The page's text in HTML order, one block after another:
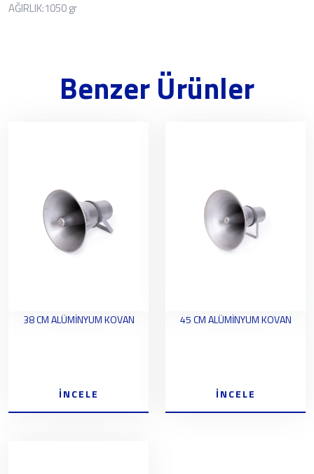
AĞIRLIK:1050 gr
Benzer Ürünler
38 CM ALÜMİNYUM KOVAN
İNCELE
45 CM ALÜMİNYUM KOVAN
İNCELE